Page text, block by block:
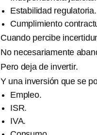
Estabilidad regulatoria.
Cumplimiento
Cuando percibe
No necesariamente
Pero deja de invertir.
Y una inversión que se
Empleo.
ISR.
IVA.